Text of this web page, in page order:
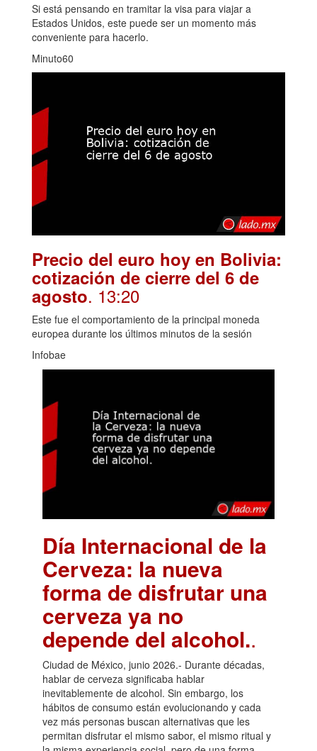
Si está pensando en tramitar la visa para viajar a
Estados Unidos, este puede ser un momento más
conveniente para hacerlo.
Minuto60
Precio del euro hoy en Bolivia:
cotización de cierre del 6 de
agosto. 13:20
Este fue el comportamiento de la principal moneda
europea durante los últimos minutos de la sesión
Infobae
Día Internacional de la
Cerveza: la nueva
forma de disfrutar una
cerveza ya no
depende del alcohol..
Ciudad de México, junio 2026.- Durante décadas,
hablar de cerveza significaba hablar
inevitablemente de alcohol. Sin embargo, los
hábitos de consumo están evolucionando y cada
vez más personas buscan alternativas que les
permitan disfrutar el mismo sabor, el mismo ritual y